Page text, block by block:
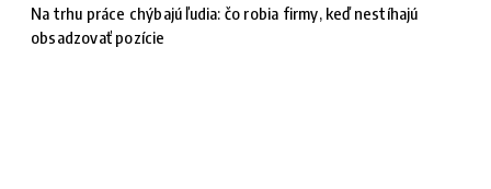
Na trhu práce chýbajú ľudia: čo robia firmy, keď nestíhajú
obsadzovať pozície